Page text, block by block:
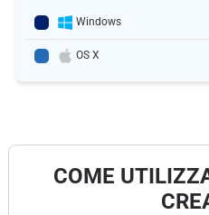
Windows
OS X
COME